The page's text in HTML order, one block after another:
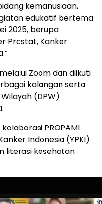
kemanusiaan,
edukatif bertema
2025, berupa
Prostat, Kanker
Zoom dan diikuti
kalangan serta
(DPW)
PROPAMI
Indonesia (YPKI)
literasi kesehatan